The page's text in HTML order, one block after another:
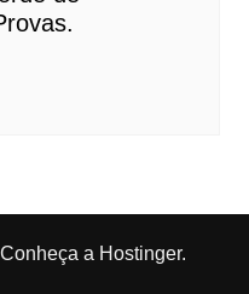
Conheça a Hostinger.